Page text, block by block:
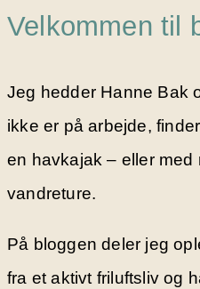
Velkommen til
Jeg hedder Hanne Bak
ikke er på arbejde,
en havkajak – eller
vandreture.
På bloggen deler jeg
fra et aktivt friluftsliv og